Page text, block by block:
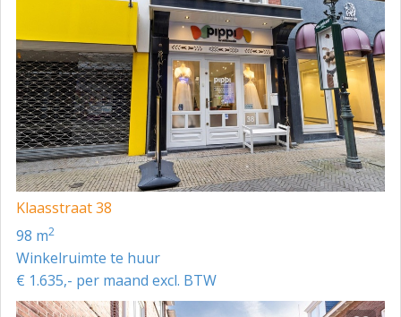
Klaasstraat 38
98 m2
Winkelruimte te huur
€ 1.635,- per maand excl. BTW